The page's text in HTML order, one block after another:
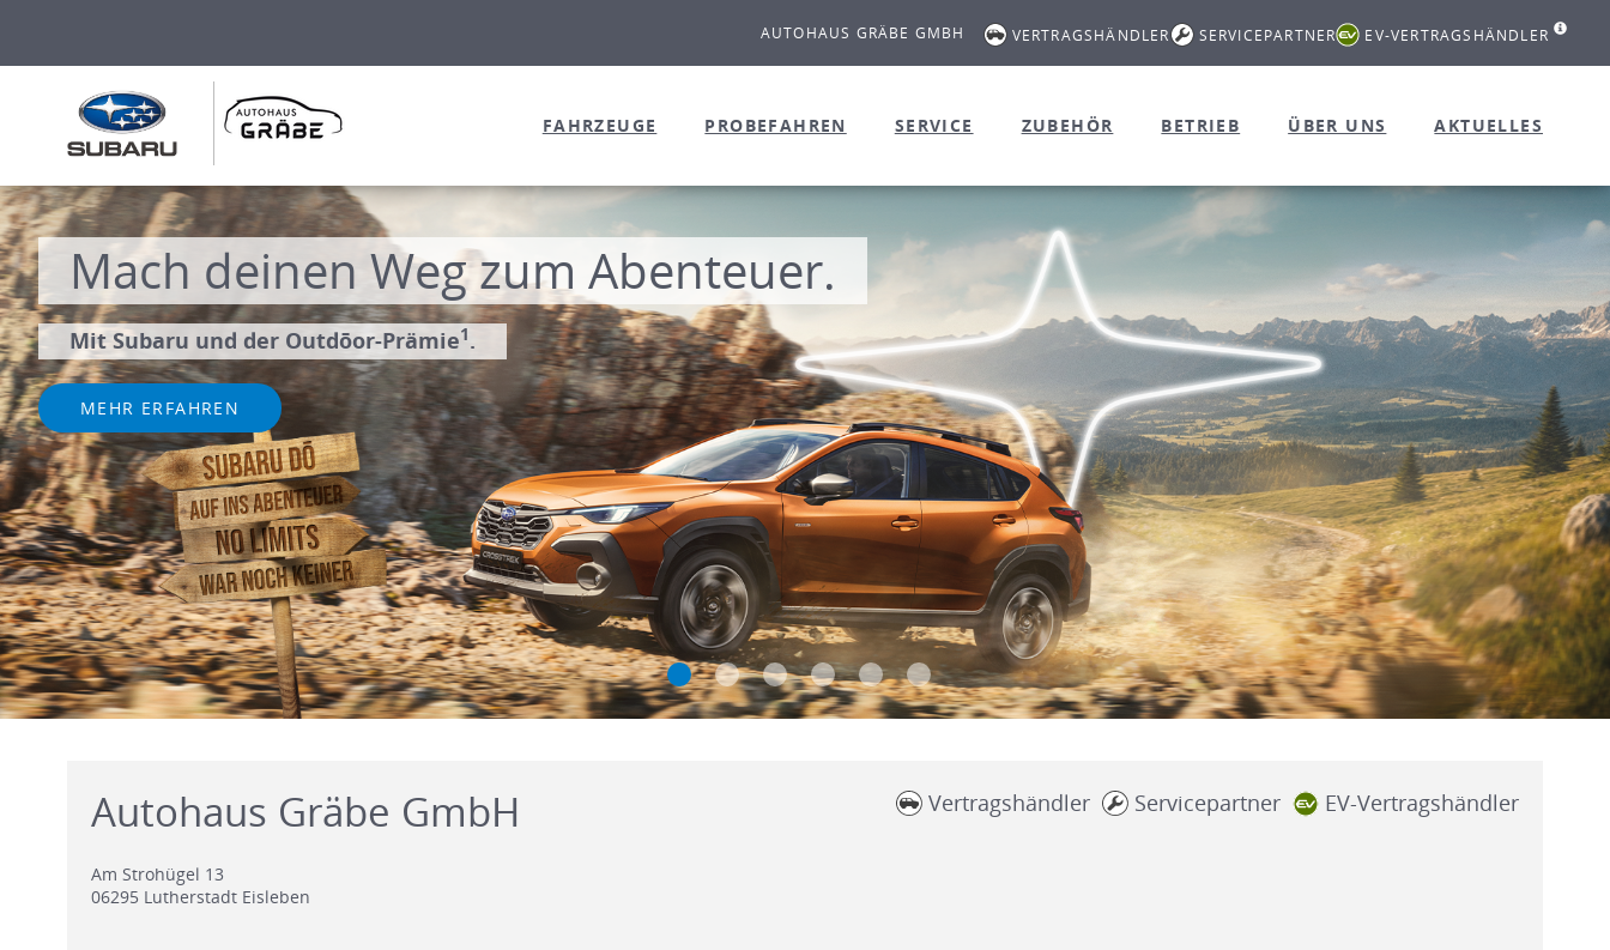
AUTOHAUS GRÄBE GMBH VERTRAGSHÄNDLER SERVICEPARTNER EV-VERTRAGSHÄNDLER
FAHRZEUGE PROBEFAHREN SERVICE ZUBEHÖR BETRIEB ÜBER UNS AKTUELLES
Mach deinen Weg zum Abenteuer.
Mit Subaru und der Outdōor-Prämie1.
MEHR ERFAHREN
Autohaus Gräbe GmbH
Am Strohügel 13
06295 Lutherstadt Eisleben
Vertragshändler Servicepartner EV-Vertragshändler